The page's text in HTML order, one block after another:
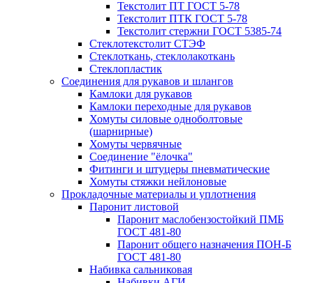
Текстолит ПТ ГОСТ 5-78
Текстолит ПТК ГОСТ 5-78
Текстолит стержни ГОСТ 5385-74
Стеклотекстолит СТЭФ
Стеклоткань, стеклолакоткань
Стеклопластик
Соединения для рукавов и шлангов
Камлоки для рукавов
Камлоки переходные для рукавов
Хомуты силовые одноболтовые
(шарнирные)
Хомуты червячные
Соединение "ёлочка"
Фитинги и штуцеры пневматические
Хомуты стяжки нейлоновые
Прокладочные материалы и уплотнения
Паронит листовой
Паронит маслобензостойкий ПМБ
ГОСТ 481-80
Паронит общего назначения ПОН-Б
ГОСТ 481-80
Набивка сальниковая